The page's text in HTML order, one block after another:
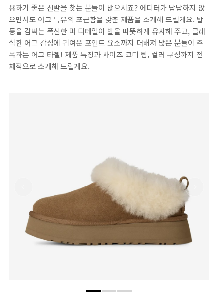
용하기 좋은 신발을 찾는 분들이 많으시죠? 에디터가 답답하지 않
으면서도 어그 특유의 포근함을 갖춘 제품을 소개해 드릴게요. 발
등을 감싸는 폭신한 퍼 디테일이 발을 따뜻하게 유지해 주고, 클래
식한 어그 감성에 귀여운 포인트 요소까지 더해져 많은 분들이 주
목하는 어그 타젤! 제품 특징과 사이즈 코디 팁, 컬러 구성까지 전
체적으로 소개해 드릴게요.